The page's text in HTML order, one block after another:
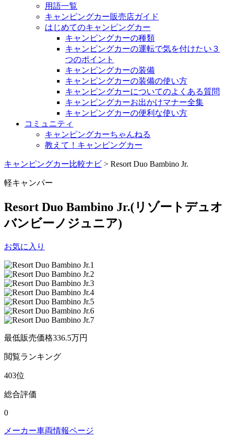
用語一覧
キャンピングカー販売店ガイド
はじめてのキャンピングカー
キャンピングカーの種類
キャンピングカーの運転で気を付けたい３
つのポイント
キャンピングカーの装備
キャンピングカーの装備の使い方
キャンピングカーについてのよくある質問
キャンピングカーお出かけマナー全集
キャンピングカーの便利な使い方
コミュニティ
キャンピングカーちゃんねる
教えて！キャンピングカー
キャンピングカー比較ナビ > Resort Duo Bambino Jr.
軽キャンパー
Resort Duo Bambino Jr.(リゾートデュオ
バンビーノジュニア)
お気に入り
最低販売価格336.5万円
閲覧ランキング
403位
総合評価
0
メーカー車両情報ページ